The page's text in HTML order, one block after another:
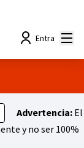
Elegir el idioma
Entra
Advertencia: El
y no ser 100%